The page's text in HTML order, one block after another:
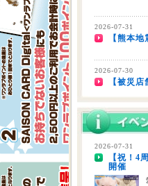
2026-07-31
【熊本
2026-07-30
【被災
2026-07-29
熊本県を
2026-07-28
【重要】
2026-07-31
【祝！4
開催